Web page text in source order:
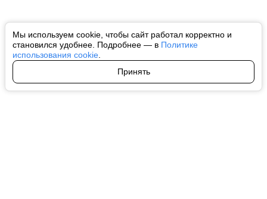
Мы используем cookie, чтобы сайт работал корректно и
становился удобнее. Подробнее — в Политике
использования cookie
Принять